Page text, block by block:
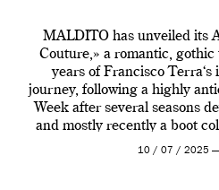
MALDITO has unveiled its
Couture,» a romantic, gothic
years of Francisco
journey, following a highly
Week after several seasons
and mostly recently a boot
Melissa. This fashion show is
10 / 07 / 2025